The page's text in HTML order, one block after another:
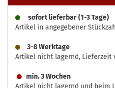
sofort lieferbar (1-3 Tage)
Artikel in angegebener
3-8 Werktage
Artikel nicht lagernd, Lieferzeit
min. 3 Wochen
Artikel nicht lagernd und beim